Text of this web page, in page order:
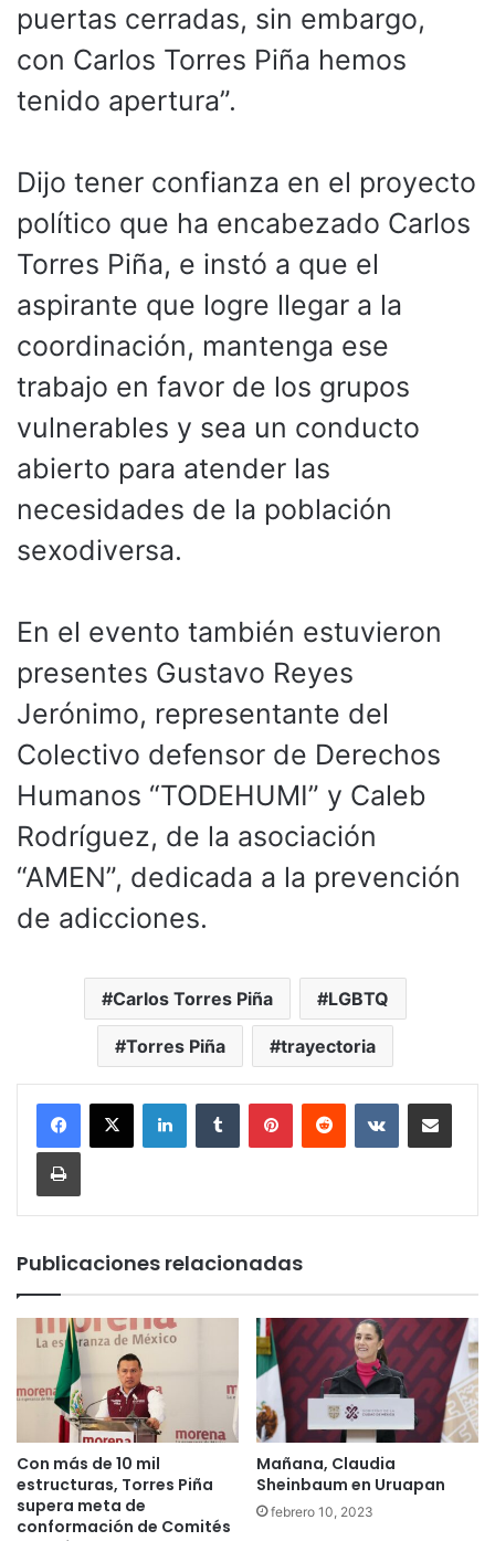
puertas cerradas, sin embargo,
con Carlos Torres Piña hemos
tenido apertura”.
Dijo tener confianza en el proyecto
político que ha encabezado Carlos
Torres Piña, e instó a que el
aspirante que logre llegar a la
coordinación, mantenga ese
trabajo en favor de los grupos
vulnerables y sea un conducto
abierto para atender las
necesidades de la población
sexodiversa.
En el evento también estuvieron
presentes Gustavo Reyes
Jerónimo, representante del
Colectivo defensor de Derechos
Humanos “TODEHUMI” y Caleb
Rodríguez, de la asociación
“AMEN”, dedicada a la prevención
de adicciones.
Carlos Torres Piña LGBTQ
Torres Piña trayectoria
LinkedInTumblr PinterestReddit VKontakteCompartir por
Imprimir
Publicaciones relacionadas
Con más de 10 mil
estructuras, Torres Piña
supera meta de
conformación de Comités
Mañana, Claudia
Sheinbaum en Uruapan
febrero 10, 2023